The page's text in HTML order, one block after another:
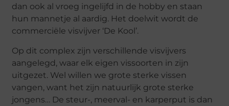
dan ook al vroeg ingelijfd in de hobby en staan
hun mannetje al aardig. Het doelwit wordt de
commerciële visvijver ‘De Kool’.
Op dit complex zijn verschillende visvijvers
aangelegd, waar elk eigen vissoorten in zijn
uitgezet. Wel willen we grote sterke vissen
vangen, want het zijn natuurlijk grote sterke
jongens… De steur-, meerval- en karperput is dan